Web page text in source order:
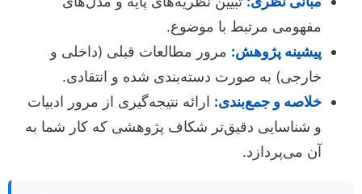
مفهومی مرتبط با موضوع.
پیشینه پژوهش: مرور مطالعات قبلی (داخلی و
خارجی) به صورت دسته‌بندی شده و انتقادی.
خلاصه و جمع‌بندی: ارائه نتیجه‌گیری از مرور ادبیات
و شناسایی دقیق‌تر شکاف پژوهشی که کار شما به
آن می‌پردازد.